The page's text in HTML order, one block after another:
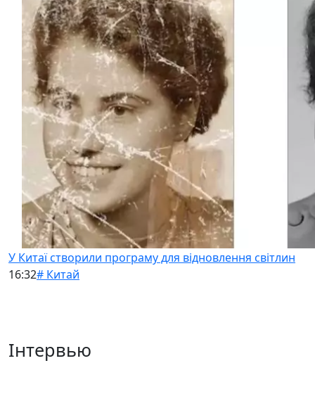
У Китаї створили програму для відновлення світлин
16:32# Китай
Інтервью